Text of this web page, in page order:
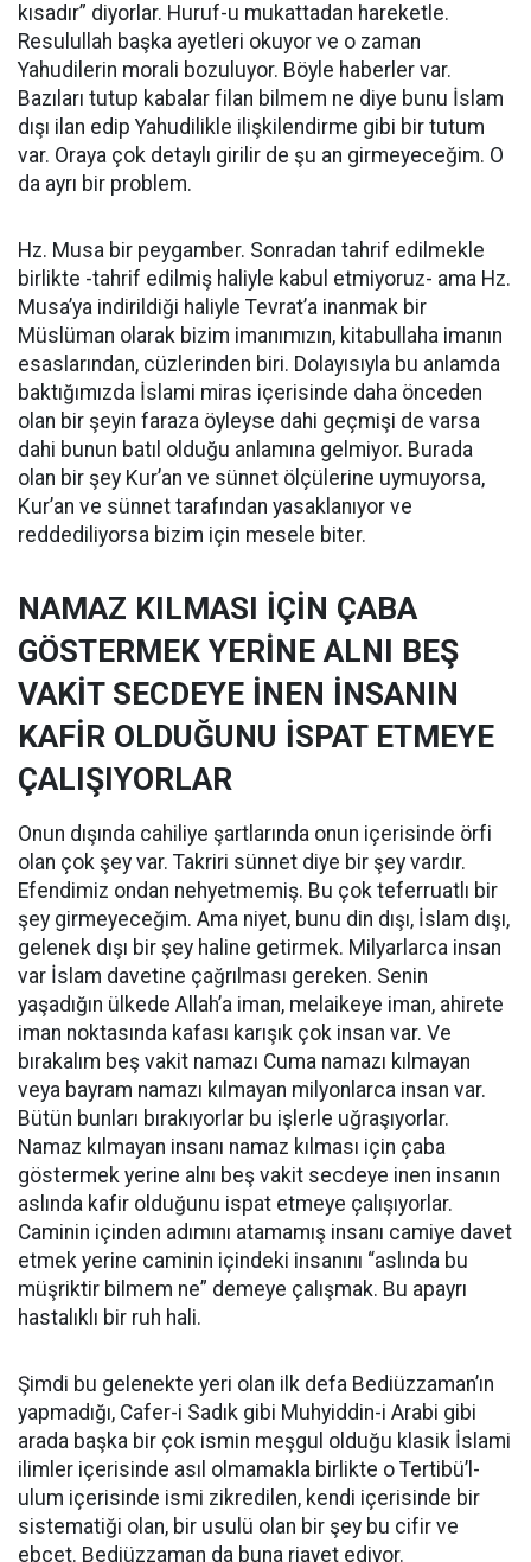
kısadır” diyorlar. Huruf-u mukattadan hareketle.
Resulullah başka ayetleri okuyor ve o zaman
Yahudilerin morali bozuluyor. Böyle haberler var.
Bazıları tutup kabalar filan bilmem ne diye bunu İslam
dışı ilan edip Yahudilikle ilişkilendirme gibi bir tutum
var. Oraya çok detaylı girilir de şu an girmeyeceğim. O
da ayrı bir problem.
Hz. Musa bir peygamber. Sonradan tahrif edilmekle
birlikte -tahrif edilmiş haliyle kabul etmiyoruz- ama Hz.
Musa’ya indirildiği haliyle Tevrat’a inanmak bir
Müslüman olarak bizim imanımızın, kitabullaha imanın
esaslarından, cüzlerinden biri. Dolayısıyla bu anlamda
baktığımızda İslami miras içerisinde daha önceden
olan bir şeyin faraza öyleyse dahi geçmişi de varsa
dahi bunun batıl olduğu anlamına gelmiyor. Burada
olan bir şey Kur’an ve sünnet ölçülerine uymuyorsa,
Kur’an ve sünnet tarafından yasaklanıyor ve
reddediliyorsa bizim için mesele biter.
NAMAZ KILMASI İÇİN ÇABA
GÖSTERMEK YERİNE ALNI BEŞ
VAKİT SECDEYE İNEN İNSANIN
KAFİR OLDUĞUNU İSPAT ETMEYE
ÇALIŞIYORLAR
Onun dışında cahiliye şartlarında onun içerisinde örfi
olan çok şey var. Takriri sünnet diye bir şey vardır.
Efendimiz ondan nehyetmemiş. Bu çok teferruatlı bir
şey girmeyeceğim. Ama niyet, bunu din dışı, İslam dışı,
gelenek dışı bir şey haline getirmek. Milyarlarca insan
var İslam davetine çağrılması gereken. Senin
yaşadığın ülkede Allah’a iman, melaikeye iman, ahirete
iman noktasında kafası karışık çok insan var. Ve
bırakalım beş vakit namazı Cuma namazı kılmayan
veya bayram namazı kılmayan milyonlarca insan var.
Bütün bunları bırakıyorlar bu işlerle uğraşıyorlar.
Namaz kılmayan insanı namaz kılması için çaba
göstermek yerine alnı beş vakit secdeye inen insanın
aslında kafir olduğunu ispat etmeye çalışıyorlar.
Caminin içinden adımını atamamış insanı camiye davet
etmek yerine caminin içindeki insanını “aslında bu
müşriktir bilmem ne” demeye çalışmak. Bu apayrı
hastalıklı bir ruh hali.
Şimdi bu gelenekte yeri olan ilk defa Bediüzzaman’ın
yapmadığı, Cafer-i Sadık gibi Muhyiddin-i Arabi gibi
arada başka bir çok ismin meşgul olduğu klasik İslami
ilimler içerisinde asıl olmamakla birlikte o Tertibü’l-
ulum içerisinde ismi zikredilen, kendi içerisinde bir
sistematiği olan, bir usulü olan bir şey bu cifir ve
ebcet. Bediüzzaman da buna riayet ediyor.